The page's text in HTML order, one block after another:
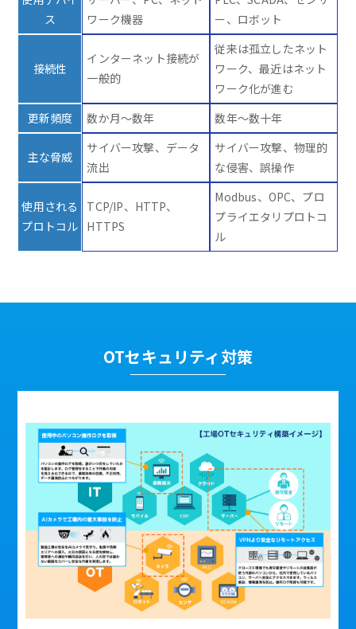
ス
ワーク機器
ー、ロボット
接続性
インターネット接続が
一般的
従来は孤立したネット
ワーク、最近はネット
ワーク化が進む
更新頻度
数か月～数年 数年～数十年
主な脅威
サイバー攻撃、データ
流出
サイバー攻撃、物理的
な侵害、誤操作
使用される
プロトコル
TCP/IP、HTTP、
HTTPS
Modbus、OPC、プロ
プライエタリプロトコ
ル
OTセキュリティ対策